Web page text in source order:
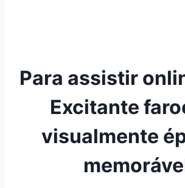
Para assistir
Excitante
visualmente